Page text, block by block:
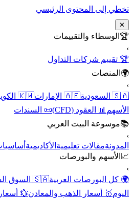
تخطي إلى المحتوى الرئيسي
✕
🏆 الوسطاء والتقييمات
›
🏆 تقييم شركات التداول
🌍 المنصات
›
🇸🇦 السعودية
🇦🇪 الإمارات 🇰🇼 الكويت
الأسهم 📊 العقود (CFD)
📜 السندات
📚موسوعة البيت العربي
›
المدونةمقالات تعليمية الأكاديمية
📈 الأسهم والبورصات
›
🌍 كل البورصات العربية🇸🇦 السوق السعودية
اليوم🥇 أسعار الذهب والمعادن💱